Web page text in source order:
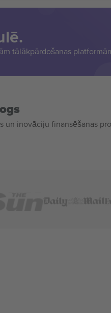
tālākpārdošanas
inovāciju finansēšanas